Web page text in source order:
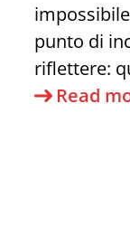
punto di
riflettere:
Read